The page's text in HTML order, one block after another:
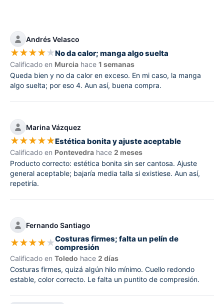
Andrés Velasco
★★★★★No da calor; manga algo suelta
Calificado en Murcia hace 1 semanas
Queda bien y no da calor en exceso. En mi caso, la manga
algo suelta; por eso 4. Aun así, buena compra.
Marina Vázquez
★★★★★Estética bonita y ajuste aceptable
Calificado en Pontevedra hace 2 meses
Producto correcto: estética bonita sin ser cantosa. Ajuste
general aceptable; bajaría media talla si existiese. Aun así,
repetiría.
Fernando Santiago
★★★★★Costuras firmes; falta un pelín de
compresión
Calificado en Toledo hace 2 días
Costuras firmes, quizá algún hilo mínimo. Cuello redondo
estable, color correcto. Le falta un puntito de compresión.